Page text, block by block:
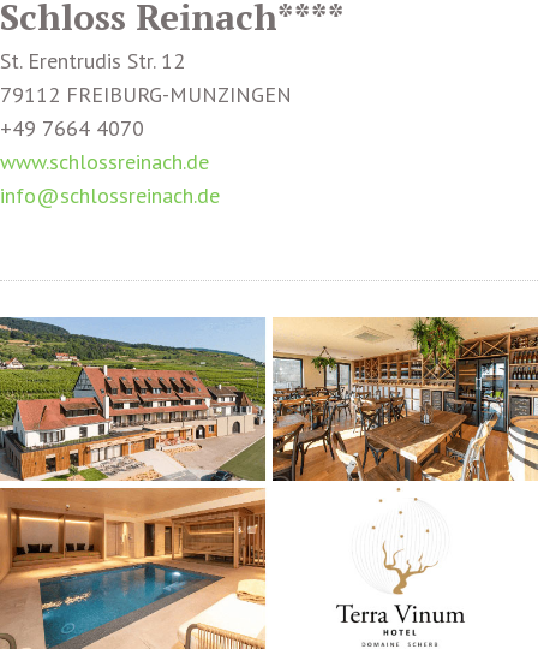
Schloss Reinach****
St. Erentrudis Str. 12
79112 FREIBURG-MUNZINGEN
+49 7664 4070
www.schlossreinach.de
info@schlossreinach.de